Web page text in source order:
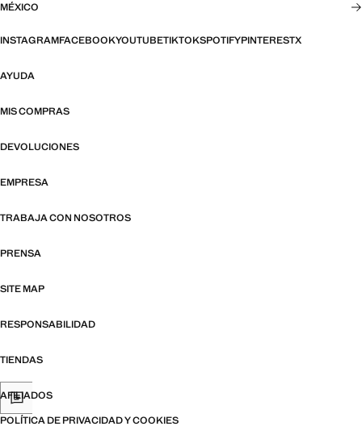
MÉXICO
INSTAGRAMFACEBOOKYOUTUBETIKTOKSPOTIFYPINTERESTX
AYUDA
MIS COMPRAS
DEVOLUCIONES
EMPRESA
TRABAJA CON NOSOTROS
PRENSA
SITE MAP
RESPONSABILIDAD
TIENDAS
AFILIADOS
POLÍTICA DE PRIVACIDAD Y COOKIES